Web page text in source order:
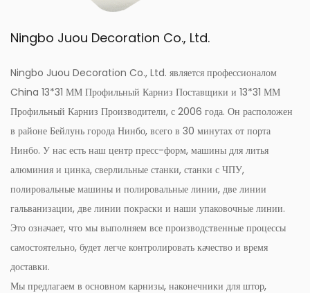
Ningbo Juou Decoration Co., Ltd.
Ningbo Juou Decoration Co., Ltd. является профессионалом
China 13*31 ММ Профильный Карниз Поставщики и 13*31 ММ
Профильный Карниз Производители, с 2006 года. Он расположен
в районе Бейлунь города Нинбо, всего в 30 минутах от порта
Нинбо. У нас есть наш центр пресс-форм, машины для литья
алюминия и цинка, сверлильные станки, станки с ЧПУ,
полировальные машины и полировальные линии, две линии
гальванизации, две линии покраски и наши упаковочные линии.
Это означает, что мы выполняем все производственные процессы
самостоятельно, будет легче контролировать качество и время
доставки.
Мы предлагаем в основном карнизы, наконечники для штор,